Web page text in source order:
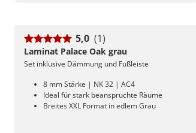
5,0 (1)
Laminat Palace Oak grau
Set inklusive Dämmung und Fußleiste
8 mm Stärke | NK 32 | AC4
Ideal für stark beanspruchte Räume
Breites XXL Format in edlem Grau